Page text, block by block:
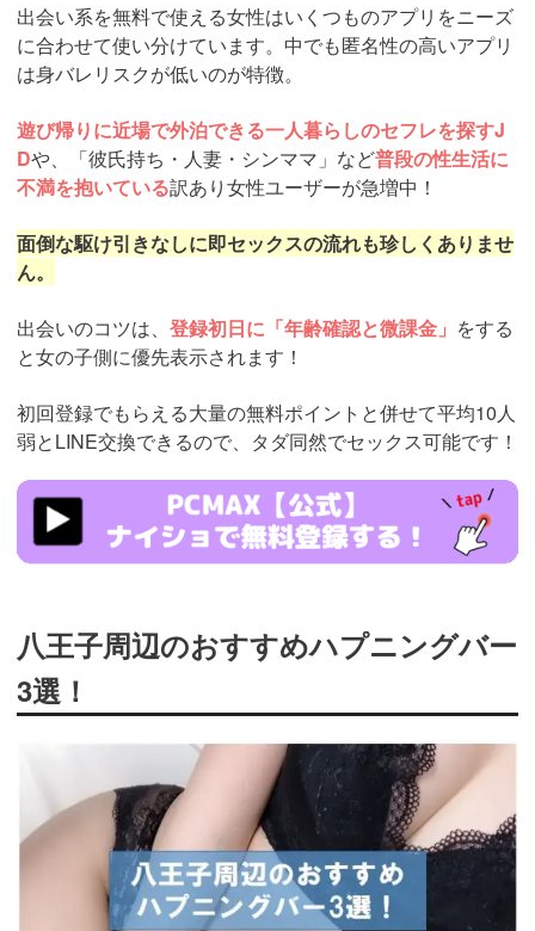
出会い系を無料で使える女性はいくつものアプリをニーズ
に合わせて使い分けています。中でも匿名性の高いアプリ
は身バレリスクが低いのが特徴。
遊び帰りに近場で外泊できる一人暮らしのセフレを探すJ
Dや、「彼氏持ち・人妻・シンママ」など普段の性生活に
不満を抱いている訳あり女性ユーザーが急増中！
面倒な駆け引きなしに即セックスの流れも珍しくありませ
ん。
出会いのコツは、 登録初日に「年齢確認と微課金」 をする
と女の子側に優先表示されます！
初回登録でもらえる大量の無料ポイントと併せて平均10人
弱とLINE交換できるので、タダ同然でセックス可能です！
https://pcmax.jp/lp/?
ad_id=rm307152
八王子周辺のおすすめハプニングバー
3選！